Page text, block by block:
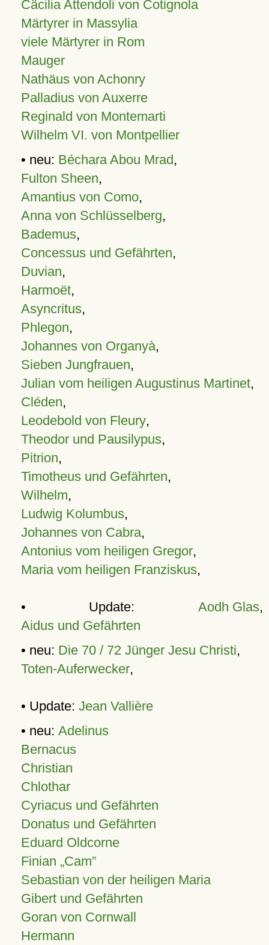
Cäcilia Attendoli von Cotignola
Märtyrer in Massylia
viele Märtyrer in Rom
Mauger
Nathäus von Achonry
Palladius von Auxerre
Reginald von Montemarti
Wilhelm VI. von Montpellier
• neu: Béchara Abou Mrad,
Fulton Sheen,
Amantius von Como,
Anna von Schlüsselberg,
Bademus,
Concessus und Gefährten,
Duvian,
Harmoët,
Asyncritus,
Phlegon,
Johannes von Organyà,
Sieben Jungfrauen,
Julian vom heiligen Augustinus Martinet,
Cléden,
Leodebold von Fleury,
Theodor und Pausilypus,
Pitrion,
Timotheus und Gefährten,
Wilhelm,
Ludwig Kolumbus,
Johannes von Cabra,
Antonius vom heiligen Gregor,
Maria vom heiligen Franziskus,
• Update: Aodh Glas,
Aidus und Gefährten
• neu: Die 70 / 72 Jünger Jesu Christi,
Toten-Auferwecker,
• Update: Jean Vallière
• neu: Adelinus
Bernacus
Christian
Chlothar
Cyriacus und Gefährten
Donatus und Gefährten
Eduard Oldcorne
Finian Cam
Sebastian von der heiligen Maria
Gibert und Gefährten
Goran von Cornwall
Hermann